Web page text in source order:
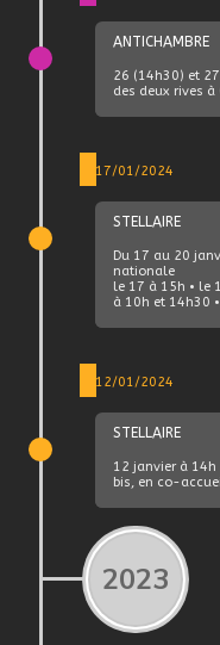
ANTICHAMBRE
26 (14h30) et
des deux rives
17/01/2024
STELLAIRE
Du 17 au 20
nationale
le 17 à 15h • le
à 10h et 14h30
12/01/2024
STELLAIRE
12 janvier à
bis, en co-
2023